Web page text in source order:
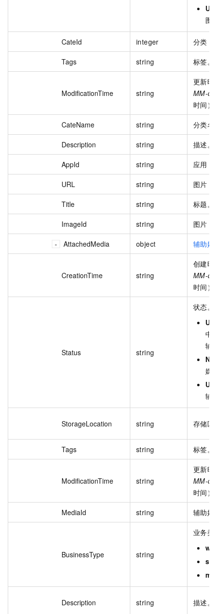
图
CateId integer 分类
Tags string 标签。
ModificationTime string
更新时
MM-dd
时间）
CateName string 分类名
Description string 描述。
AppId string 应用
URL string 图片
Title string 标题。
ImageId string 图片
AttachedMedia object 辅助媒
CreationTime string
创建时
MM-dd
时间）
Status string
状态。
中
辅
媒
辅
StorageLocation string 存储区
Tags string 标签。
ModificationTime string
更新时
MM-dd
时间）
MediaId string 辅助媒
BusinessType string
业务类
Description string 描述。